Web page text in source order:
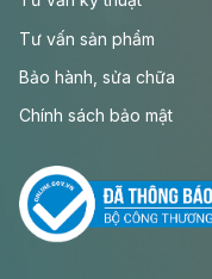
Tư vấn sản phẩm
Bảo hành, sửa chữa
Chính sách bảo mật